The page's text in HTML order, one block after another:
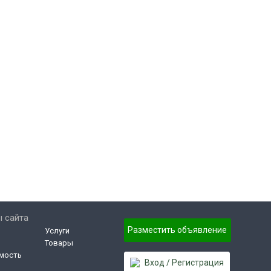
сайта
Услуги
Товары
Разместить объявление
Вход / Регистрация